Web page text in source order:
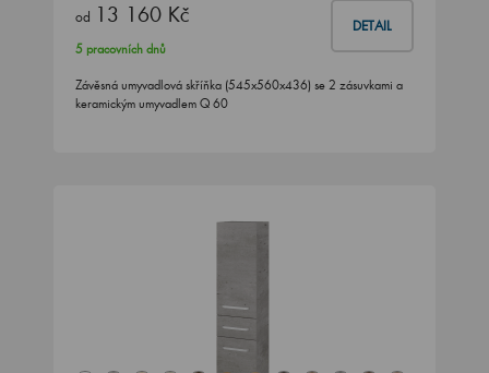
od 13 160 Kč DETAIL
5 pracovních dnů
Závěsná umyvadlová skříňka (545x560x436) se 2 zásuvkami a
keramickým umyvadlem Q 60